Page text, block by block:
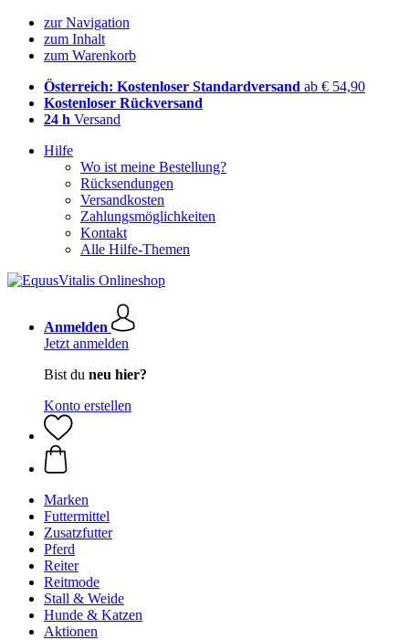
zur Navigation
zum Inhalt
zum Warenkorb
Österreich: Kostenloser Standardversand ab € 54,90
Kostenloser Rückversand
24 h Versand
Hilfe
Wo ist meine Bestellung?
Rücksendungen
Versandkosten
Zahlungsmöglichkeiten
Kontakt
Alle Hilfe-Themen
Anmelden
Jetzt anmelden
Bist du neu hier?
Konto erstellen
Marken
Futtermittel
Zusatzfutter
Pferd
Reiter
Reitmode
Stall & Weide
Hunde & Katzen
Aktionen